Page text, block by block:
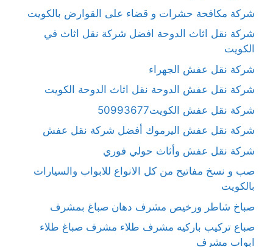
شركة مكافحة حشرات و قضاء على القوارض بالكويت
شركة نقل اثاث الدوحة افضل شركة نقل اثاث في
الكويت
شركة نقل عفش الجهراء
شركة نقل عفش الدوحة نقل اثاث الدوحة الكويت
شركة نقل عفش الكويت50993677
شركة نقل عفش اليرموك أفضل شركة نقل عفش
شركة نقل عفش وأثاث حولي فوري
صب و نسخ مفاتيح من كل الانواع للابواب والسيارات
بالكويت
صباخ شاطر ورخيص مشرف دهان صباغ بمشرف
صباع تركيب باركيه مشرف طلاء مشرف صباغ طلاء
ابواب مشرف